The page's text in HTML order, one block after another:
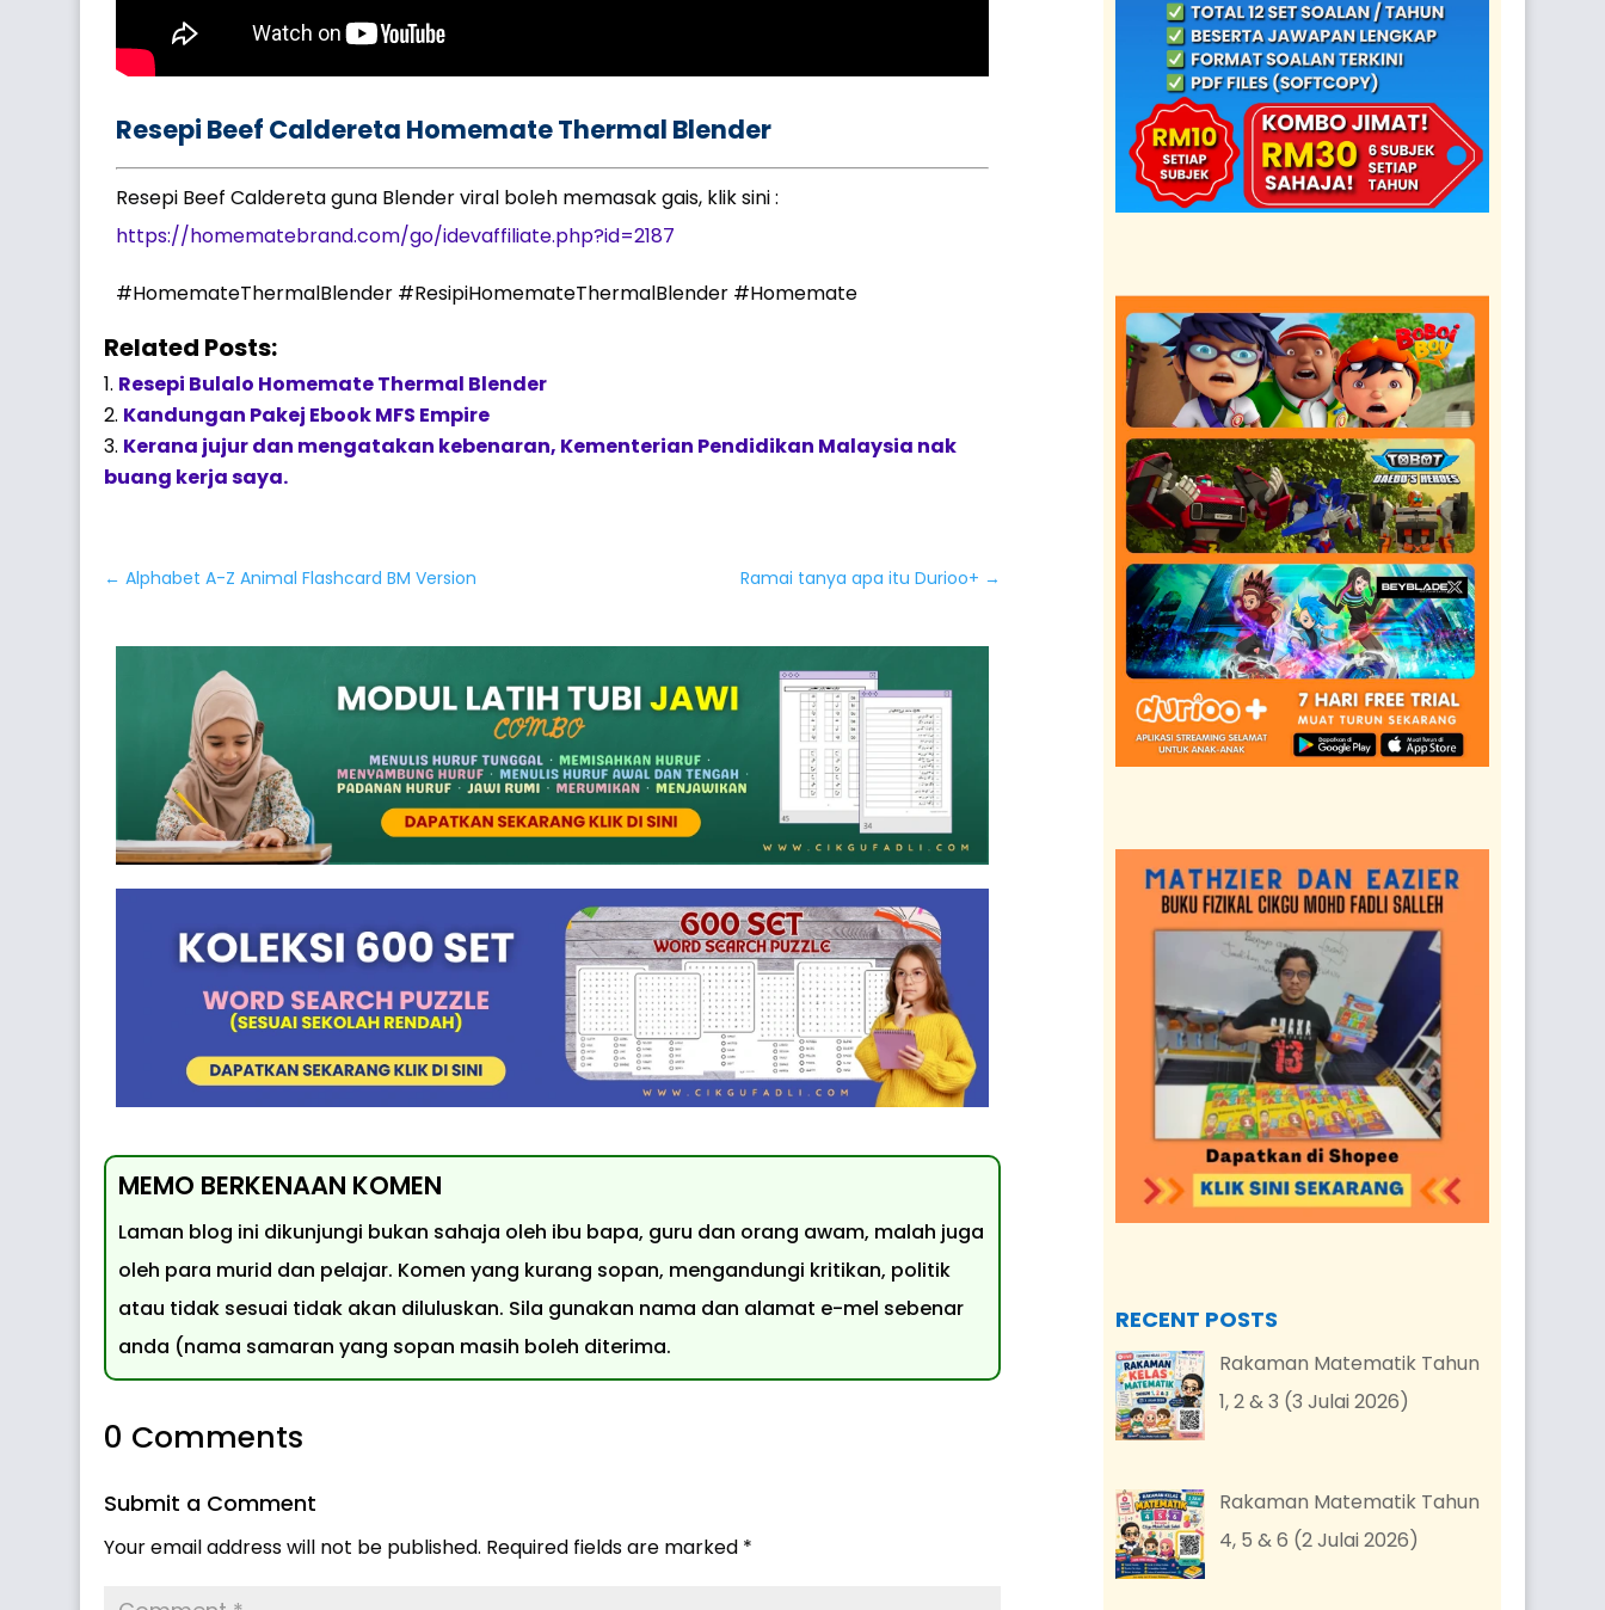
Resepi Beef Caldereta Homemate Thermal Blender
Resepi Beef Caldereta guna Blender viral boleh memasak gais, klik sini :
https://homematebrand.com/go/idevaffiliate.php?id=2187
#HomemateThermalBlender #ResipiHomemateThermalBlender #Homemate
Related Posts:
Resepi Bulalo Homemate Thermal Blender
Kandungan Pakej Ebook MFS Empire
Kerana jujur dan mengatakan kebenaran, Kementerian Pendidikan Malaysia nak
buang kerja saya.
←Alphabet A-Z Animal Flashcard BM Version Ramai tanya apa itu Durioo+ →
MEMO BERKENAAN KOMEN
Laman blog ini dikunjungi bukan sahaja oleh ibu bapa, guru dan orang awam, malah juga
oleh para murid dan pelajar. Komen yang kurang sopan, mengandungi kritikan, politik
atau tidak sesuai tidak akan diluluskan. Sila gunakan nama dan alamat e-mel sebenar
anda (nama samaran yang sopan masih boleh diterima.
0 Comments
Submit a Comment
Your email address will not be published. Required fields are marked *
RECENT POSTS
Rakaman Matematik Tahun
1, 2 & 3 (3 Julai 2026)
Rakaman Matematik Tahun
4, 5 & 6 (2 Julai 2026)